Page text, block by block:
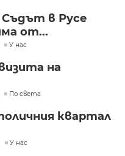
в Русе
от...
У нас
на
По света
квартал
У нас